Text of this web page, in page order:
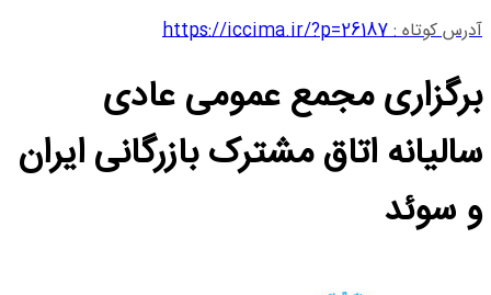
آدرس کوتاه :https://iccima.ir/?p=26187
برگزاری مجمع عمومی عادی
سالیانه اتاق مشترک بازرگانی ایران
و سوئد